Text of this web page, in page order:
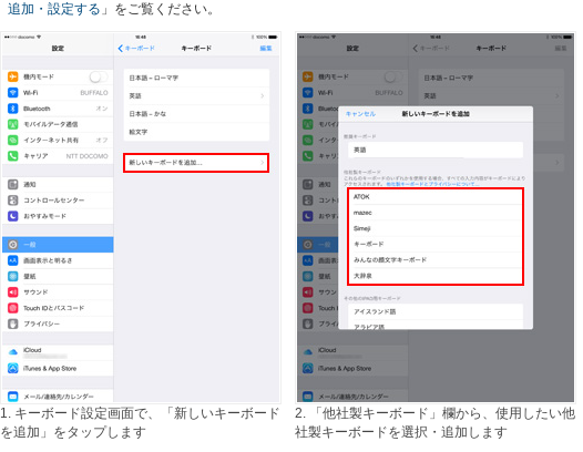
追加・設定する 」をご覧ください。
1. キーボード設定画面で、「新しいキーボード
を追加」をタップします
2. 「他社製キーボード」欄から、使用したい他
社製キーボードを選択・追加します